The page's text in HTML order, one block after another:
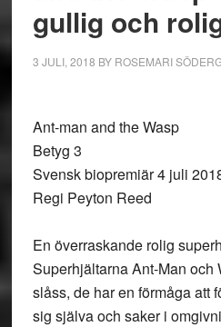
gullig och
3 JULI, 2018 BY ROSEMARI
Ant-man and the Wasp
Betyg 3
Svensk biopremiär 4 juli
Regi Peyton Reed
En överraskande rolig
Superhjältarna Ant-Man och
slåss, de har en förmåga att
sig själva och saker i